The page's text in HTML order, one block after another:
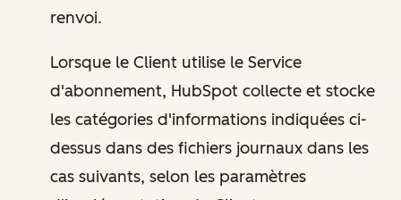
renvoi.
Lorsque le Client utilise le Service
d'abonnement, HubSpot collecte et stocke
les catégories d'informations indiquées ci-
dessus dans des fichiers journaux dans les
cas suivants, selon les paramètres